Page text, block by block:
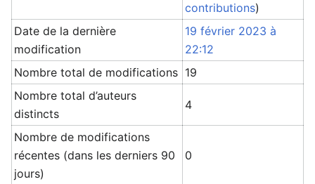
contributions)
Date de la dernière
modification
19 février 2023 à
22:12
Nombre total de modifications 19
Nombre total d’auteurs
distincts
4
Nombre de modifications
récentes (dans les derniers 90
jours)
0